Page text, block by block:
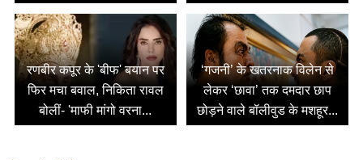
रणबीर कपूर के 'बीफ' बयान पर
फिर मचा बवाल, निकिता रावल
बोलीं- 'माफी मांगो वरना...
‘गजनी’ के खतरनाक विलेन से
लेकर ‘छावा’ तक दमदार छाप
छोड़ने वाले बॉलीवुड के मशहूर...